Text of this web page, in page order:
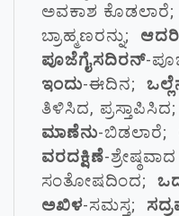
ಅವಕಾಶ ಕೊಡಲಾರೆ;
ಬ್ರಾಹ್ಮಣರನ್ನು;
ಪೂಜೆಗೈಸದಿರನ್-
ಇಂದು-ಈದಿನ;
ತಿಳಿಸಿದ, ಪ್ರಸ್ತಾಪಿಸಿದ;
ಮಾಣೆನು-ಬಿಡಲಾರೆ;
ವರದಕ್ಷಿಣೆ-
ಸಂತೋಷದಿಂದ;
ಅಖಿಳ-ಸಮಸ್ತ;